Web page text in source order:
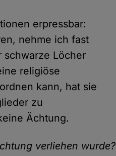
erpressbar:
nehme ich fast
schwarze Löcher
religiöse
kann, hat sie
zu
Ächtung.
verliehen wurde?